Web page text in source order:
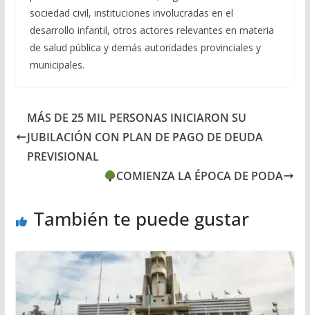
sociedad civil, instituciones involucradas en el
desarrollo infantil, otros actores relevantes en materia
de salud pública y demás autoridades provinciales y
municipales.
MÁS DE 25 MIL PERSONAS INICIARON SU
JUBILACIÓN CON PLAN DE PAGO DE DEUDA
PREVISIONAL
COMIENZA LA ÉPOCA DE PODA
También te puede gustar